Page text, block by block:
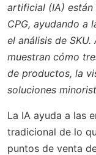
artificial (IA) están
CPG, ayudando a
el análisis de
muestran cómo
de productos, la
soluciones
La IA ayuda a las
tradicional de lo
puntos de venta